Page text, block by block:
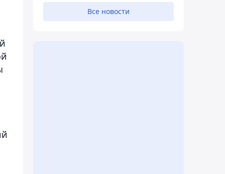
Все новости